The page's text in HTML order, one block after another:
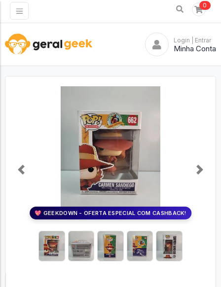
0
Login | Entrar
Minha Conta
💖 GEEKDOWN - OFERTA ESPECIAL COM CASHBACK!
Previous Next